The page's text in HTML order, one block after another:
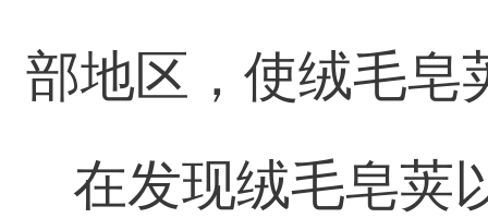
部地区，使绒毛皂
在发现绒毛皂荚